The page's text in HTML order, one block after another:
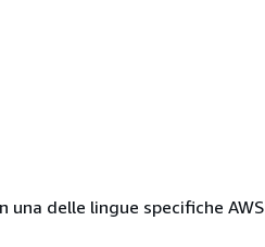
delle lingue specifiche AWS